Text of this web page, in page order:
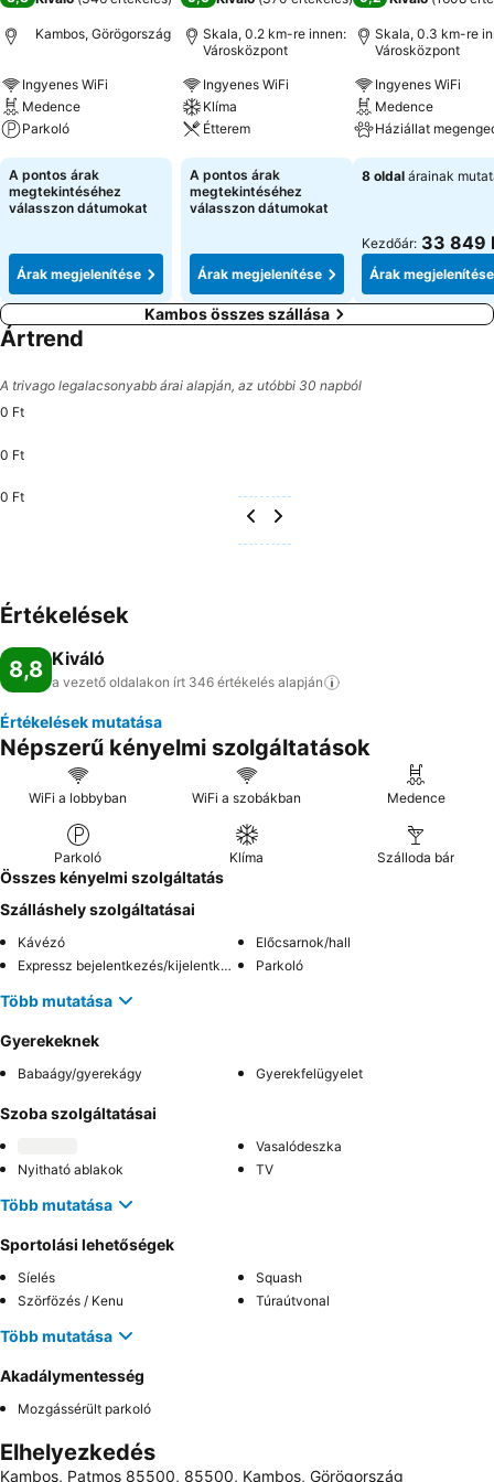
Kambos, Görögország
Ingyenes WiFi
Medence
Parkoló
Árak megjelenítése
A pontos árak
megtekintéséhez
válasszon dátumokat
Árak megjelenítése
Skala, 0.2 km-re innen:
Városközpont
Ingyenes WiFi
Klíma
Étterem
Árak megjelenítése
A pontos árak
megtekintéséhez
válasszon dátumokat
Árak megjelenítése
Skala, 0.3 km-re
Városközpont
Ingyenes WiFi
Medence
Háziállat
Árak
8 oldal árainak
Kezdőár: 33 849
Árak megjelenítése
Kambos összes szállása
Ártrend
A trivago legalacsonyabb árai alapján, az utóbbi 30 napból
0 Ft
0 Ft
0 Ft
Értékelések
8,8 Kiváló
a vezető oldalakon írt 346 értékelés alapján
Értékelések mutatása
Népszerű kényelmi szolgáltatások
WiFi a lobbyban WiFi a szobákban Medence
Parkoló Klíma Szálloda bár
Összes kényelmi szolgáltatás
Szálláshely szolgáltatásai
Kávézó
Előcsarnok/hall
Expressz bejelentkezés/kijelentkezés
Parkoló
Több mutatása
Gyerekeknek
Babaágy/gyerekágy Gyerekfelügyelet
Szoba szolgáltatásai
Vasalódeszka
Nyitható ablakok
TV
Több mutatása
Sportolási lehetőségek
Síelés
Squash
Szörfözés / Kenu
Túraútvonal
Több mutatása
Akadálymentesség
Mozgássérült parkoló
Elhelyezkedés
Kambos, Patmos 85500, 85500, Kambos, Görögország